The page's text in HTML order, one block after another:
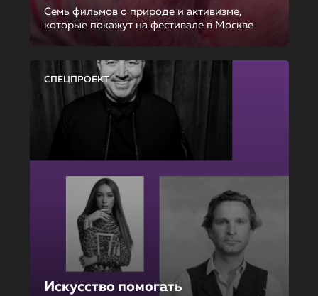
Семь фильмов о природе и активизме,
которые покажут на фестивале в Москве
СПЕЦПРОЕКТ
Искусство помогать